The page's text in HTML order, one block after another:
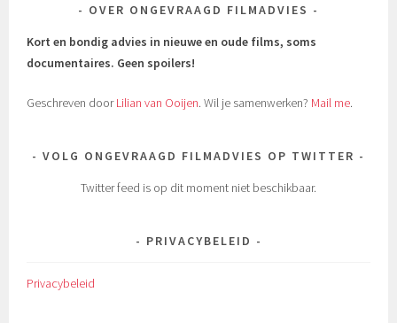
OVER ONGEVRAAGD FILMADVIES
Kort en bondig advies in nieuwe en oude films, soms
documentaires. Geen spoilers!
Geschreven doorLilian van Ooijen. Wil je samenwerken? Mail me.
VOLG ONGEVRAAGD FILMADVIES OP TWITTER
Twitter feed is op dit moment niet beschikbaar.
PRIVACYBELEID
Privacybeleid